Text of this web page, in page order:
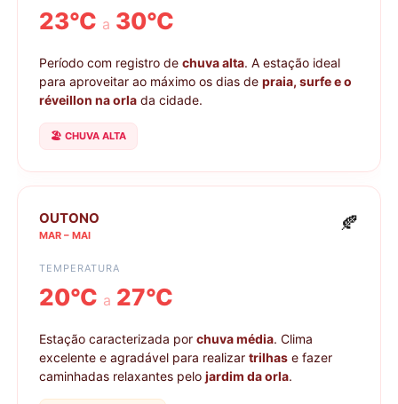
23°C a 30°C
Período com registro de chuva alta. A estação ideal
para aproveitar ao máximo os dias de praia, surfe e o
réveillon na orlada cidade.
🏖️ CHUVA ALTA
OUTONO
MAR – MAI
🍂
TEMPERATURA
20°C a 27°C
Estação caracterizada por chuva média. Clima
excelente e agradável para realizar trilhase fazer
caminhadas relaxantes pelo jardim da orla.